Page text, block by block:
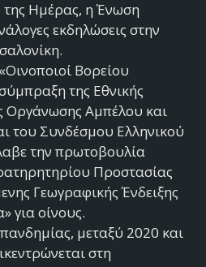
της Ημέρας, η Ένωση
εκδηλώσεις στην
Βορείου
της Εθνικής
Οργάνωσης Αμπέλου και
του Συνδέσμου Ελληνικού
την πρωτοβουλία
Προστασίας
Γεωγραφικής Ένδειξης
για οίνους.
μεταξύ 2020 και
στη